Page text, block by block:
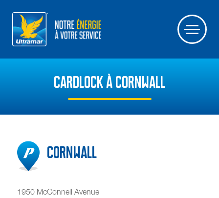
CARDLOCK À CORNWALL
Cornwall
1950 McConnell Avenue